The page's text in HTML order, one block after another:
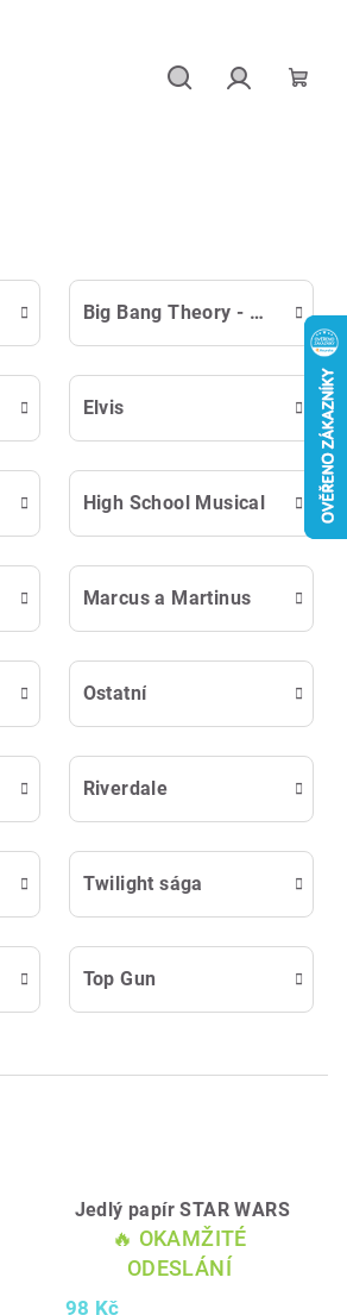
Big Bang Theory - Teorie Velkého Třesku
Elvis
High School Musical
Marcus a Martinus
Ostatní
Riverdale
Twilight sága
Top Gun
Jedlý papír STAR WARS
🔥 OKAMŽITÉ
ODESLÁNÍ
98 Kč